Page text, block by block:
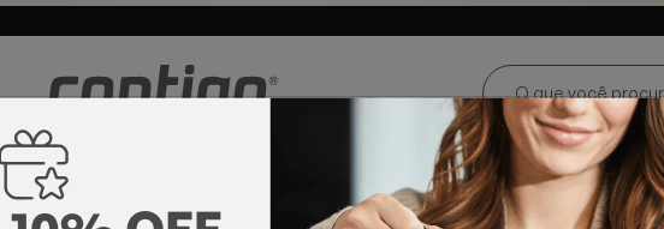
e Centro-
Loja oficialInvicta® no Brasil
Térmicas